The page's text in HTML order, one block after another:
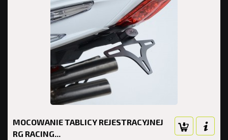
MOCOWANIE TABLICY REJESTRACYJNEJ
RG RACING...